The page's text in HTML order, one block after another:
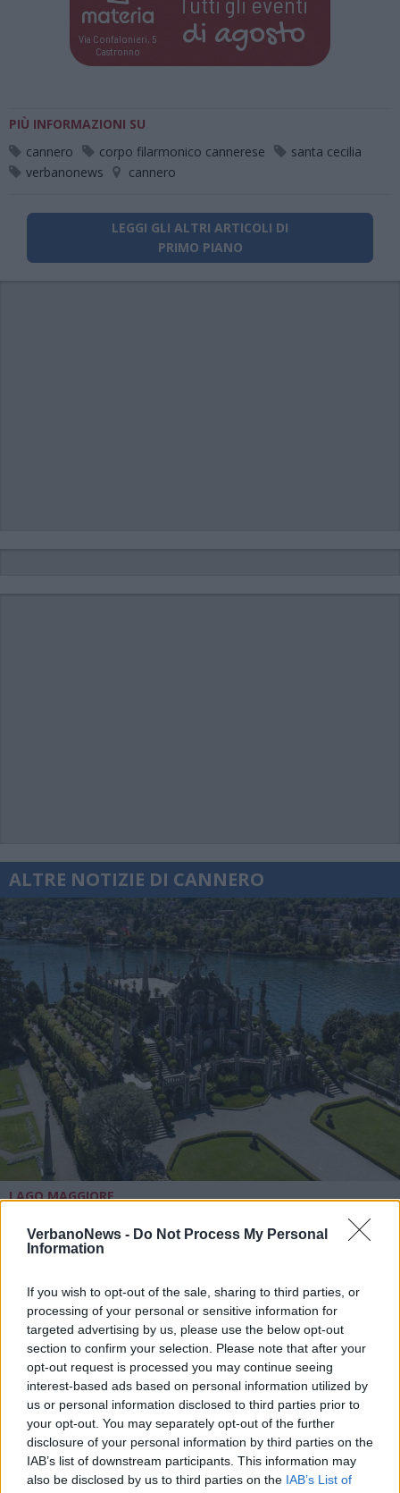
VerbanoNews - Do Not Process My Personal
Information
If you wish to opt-out of the sale, sharing to third parties, or
processing of your personal or sensitive information for
targeted advertising by us, please use the below opt-out
section to confirm your selection. Please note that after your
opt-out request is processed you may continue seeing
interest-based ads based on personal information utilized by
us or personal information disclosed to third parties prior to
your opt-out. You may separately opt-out of the further
disclosure of your personal information by third parties on the
IAB’s list of downstream participants. This information may
also be disclosed by us to third parties on the IAB’s List of
Via Confalonieri, 5
Castronno
di agosto
PIÙ INFORMAZIONI SU
cannero
corpo filarmonico cannerese
santa cecilia
verbanonews
cannero
LEGGI GLI ALTRI ARTICOLI DI
PRIMO PIANO
ALTRE NOTIZIE DI CANNERO
LAGO MAGGIORE
Maggiore: riaprono le Terre
Borromeo